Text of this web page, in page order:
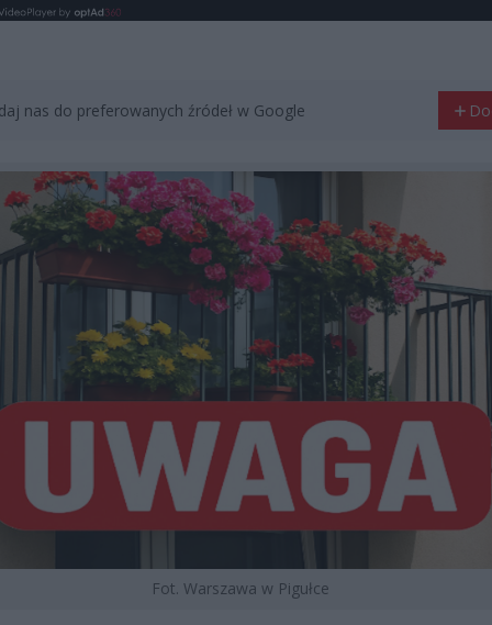
nas do preferowanych źródeł w Google
Fot. Warszawa w Pigułce